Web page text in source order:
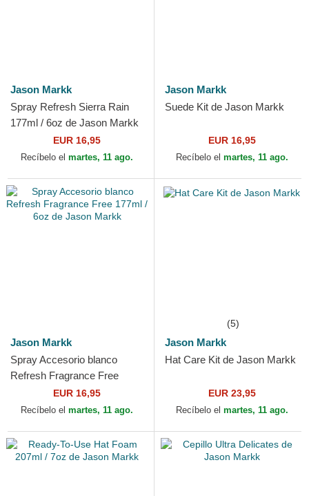
Jason Markk
Spray Refresh Sierra Rain
177ml / 6oz de Jason Markk
EUR 16,95
Recíbelo el martes, 11 ago.
Jason Markk
Suede Kit de Jason Markk
EUR 16,95
Recíbelo el martes, 11 ago.
Jason Markk
Spray Accesorio blanco
Refresh Fragrance Free
177ml / 6oz de Jason Markk
EUR 16,95
Recíbelo el martes, 11 ago.
(5)
Jason Markk
Hat Care Kit de Jason Markk
EUR 23,95
Recíbelo el martes, 11 ago.